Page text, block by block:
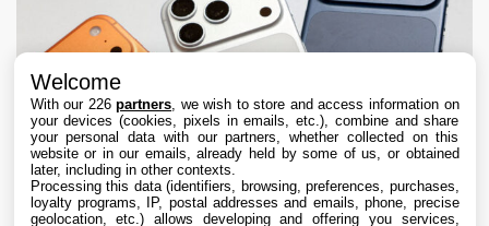
Welcome
With our 226partners , we wish to store and access information on
your devices (cookies, pixels in emails, etc.), combine and share
your personal data with our partners, whether collected on this
website or in our emails, already held by some of us, or obtained
later, including in other contexts.
Processing this data (identifiers, browsing, preferences, purchases,
loyalty programs, IP, postal addresses and emails, phone, precise
geolocation, etc.) allows developing and offering you services,